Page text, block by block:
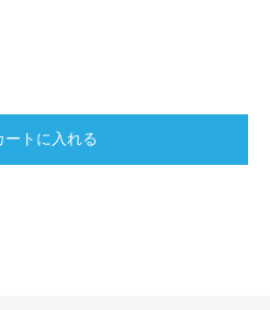
ートに入れる